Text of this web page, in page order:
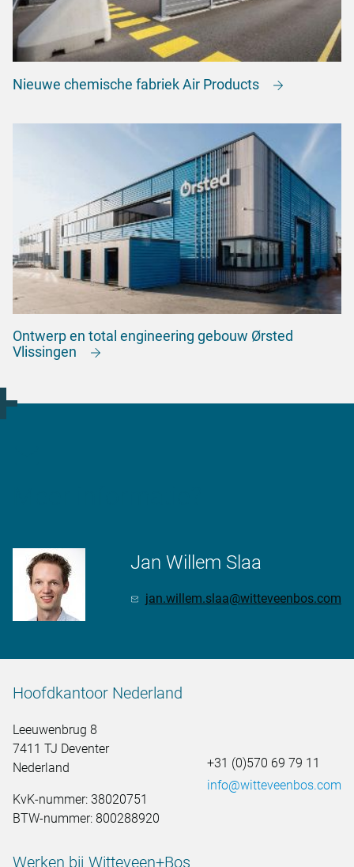
Nieuwe chemische fabriek Air Products
Ontwerp en total engineering gebouw Ørsted
Vlissingen
Jan Willem Slaa
jan.willem.slaa@witteveenbos.com
Hoofdkantoor Nederland
Leeuwenbrug 8
7411 TJ Deventer
Nederland
KvK-nummer: 38020751
BTW-nummer: 800288920
+31 (0)570 69 79 11
info@witteveenbos.com
Werken bij Witteveen+Bos